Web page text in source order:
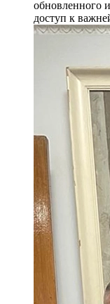
обновленного
доступ к